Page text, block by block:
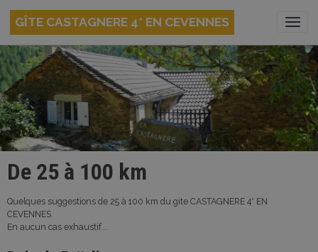
GÎTE CASTAGNERE 4* EN CEVENNES
De 25 à 100 km
Quelques suggestions de 25 à 100 km du gite CASTAGNERE 4* EN
CEVENNES.
En aucun cas exhaustif...